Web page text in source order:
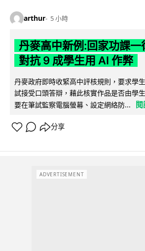
arthur 5 小時
丹麥高中新例:回家功課一
對抗 9 成學生用 AI 作弊
丹麥政府即時收緊高中評核規則，要求學
試接受口頭答辯，藉此核實作品是否由學
要在筆試監察電腦螢幕、設定網絡防...
分享
ADVERTISEMENT